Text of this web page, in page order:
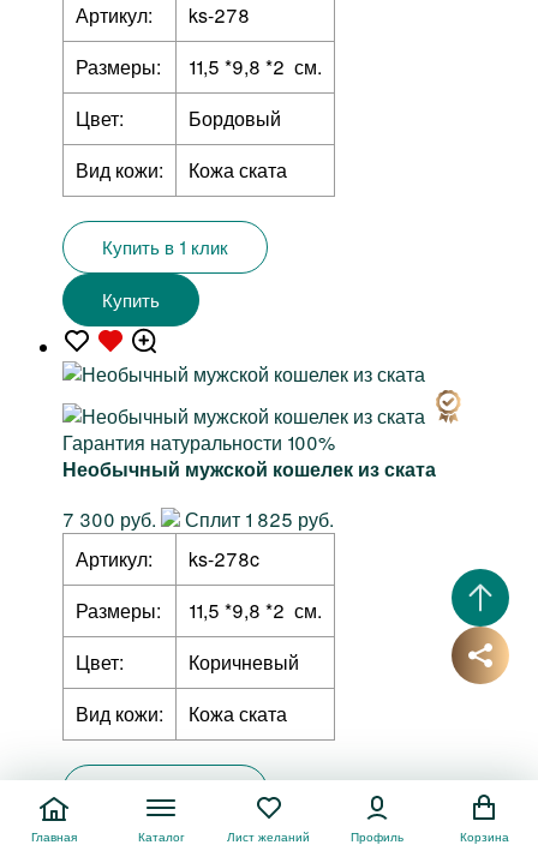
Артикул:
ks-278
Размеры:
11,5 *9,8 *2 см.
Цвет:
Бордовый
Вид кожи:
Кожа ската
Купить в 1 клик
Купить
Гарантия натуральности 100%
Необычный мужской кошелек из ската
7 300 руб.
Сплит 1 825 руб.
Артикул:
ks-278c
Размеры:
11,5 *9,8 *2 см.
Цвет:
Коричневый
Вид кожи:
Кожа ската
Купить
Главная Каталог Лист желаний Профиль Корзина